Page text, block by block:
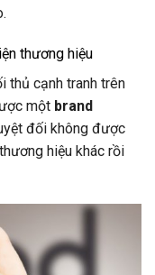
thương hiệu
thủ cạnh tranh trên
một brand
đối không được
hiệu khác rồi